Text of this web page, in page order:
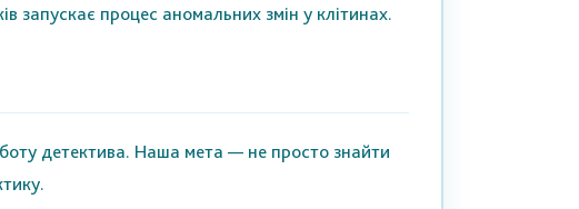
запускає процес аномальних змін у клітинах.
детектива. Наша мета — не просто знайти